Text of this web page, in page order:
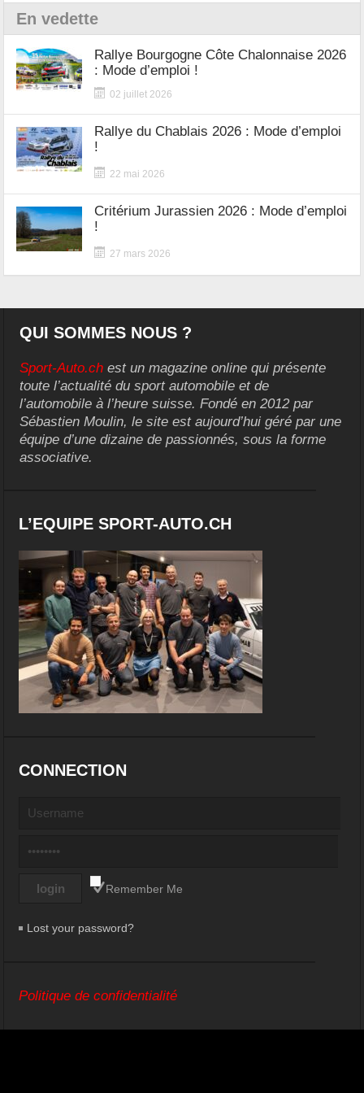
En vedette
Rallye Bourgogne Côte Chalonnaise 2026
: Mode d’emploi !
02 juillet 2026
Rallye du Chablais 2026 : Mode d’emploi
!
22 mai 2026
Critérium Jurassien 2026 : Mode d’emploi
!
27 mars 2026
QUI SOMMES NOUS ?
Sport-Auto.ch est un magazine online qui présente
toute l’actualité du sport automobile et de
l’automobile à l’heure suisse. Fondé en 2012 par
Sébastien Moulin, le site est aujourd’hui géré par une
équipe d’une dizaine de passionnés, sous la forme
associative.
L’EQUIPE SPORT-AUTO.CH
CONNECTION
Remember Me
Lost your password?
Politique de confidentialité